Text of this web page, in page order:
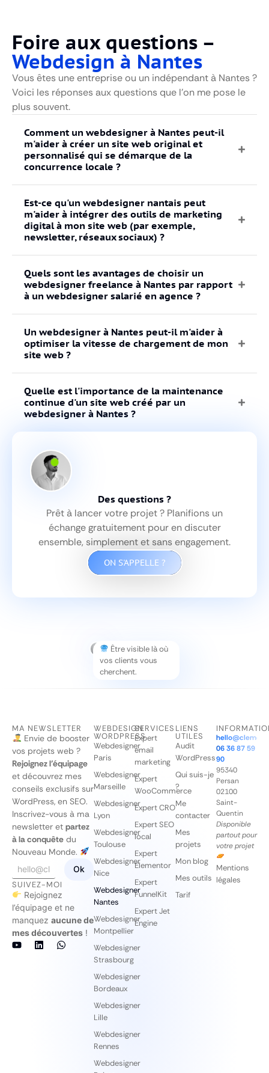
Foire aux questions –
Webdesign à Nantes
Vous êtes une entreprise ou un indépendant à Nantes ?
Voici les réponses aux questions que l’on me pose le
plus souvent.
Comment un webdesigner à Nantes peut-il
m'aider à créer un site web original et
personnalisé qui se démarque de la
concurrence locale ?
Est-ce qu'un webdesigner nantais peut
m'aider à intégrer des outils de marketing
digital à mon site web (par exemple,
newsletter, réseaux sociaux) ?
Quels sont les avantages de choisir un
webdesigner freelance à Nantes par rapport
à un webdesigner salarié en agence ?
Un webdesigner à Nantes peut-il m'aider à
optimiser la vitesse de chargement de mon
site web ?
Quelle est l'importance de la maintenance
continue d'un site web créé par un
webdesigner à Nantes ?
Des questions ?
Prêt à lancer votre projet ? Planifions un
échange gratuitement pour en discuter
ensemble, simplement et sans engagement.
ON S'APPELLE ?
Être visible là où
vos clients vous
cherchent.
MA NEWSLETTER
Envie de booster
vos projets web ?
Rejoignez l’équipage
et découvrez mes
conseils exclusifs sur
WordPress, en SEO.
Inscrivez-vous à ma
newsletter et partez
à la conquête du
Nouveau Monde.
*
E
m
a
i
l
m
a
i
l
Ok
SUIVEZ-MOI
Rejoignez
l’équipage et ne
manquez aucune de
mes découvertes !
WEBDESIGN
WORDPRESS
Webdesigner
Paris
Webdesigner
Marseille
Webdesigner
Lyon
Webdesigner
Toulouse
Webdesigner
Nice
Webdesigner
Nantes
Webdesigner
Montpellier
Webdesigner
Strasbourg
Webdesigner
Bordeaux
Webdesigner
Lille
Webdesigner
Rennes
Webdesigner
SERVICES
Expert
email
marketing
Expert
WooCommerce
Expert CRO
Expert SEO
local
Expert
Elementor
Expert
FunnelKit
Expert Jet
Engine
LIENS
UTILES
Audit
WordPress
Qui suis-je
?
Me
contacter
Mes
projets
Mon blog
Mes outils
Tarif
06 36 87 59
90
95340
Persan
02100
Saint-
Quentin
Disponible
partout pour
votre projet
Mentions
légales